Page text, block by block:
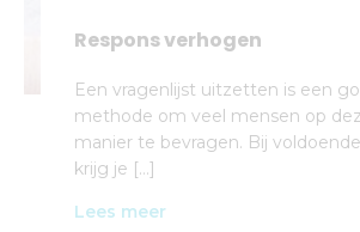
Respons verhogen
Een vragenlijst uitzetten is een
methode om veel mensen op
manier te bevragen. Bij
krijg je […]
Lees meer